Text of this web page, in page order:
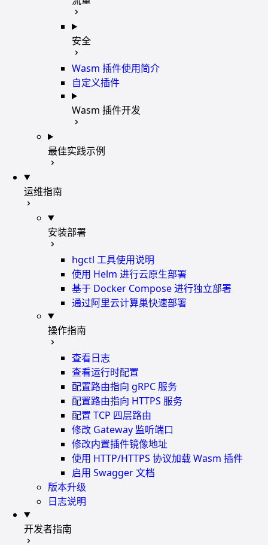
安全
Wasm 插件使用简介
自定义插件
Wasm 插件开发
最佳实践示例
运维指南
安装部署
hgctl 工具使用说明
使用 Helm 进行云原生部署
基于 Docker Compose 进行独立部署
通过阿里云计算巢快速部署
操作指南
查看日志
查看运行时配置
配置路由指向 gRPC 服务
配置路由指向 HTTPS 服务
配置 TCP 四层路由
修改 Gateway 监听端口
修改内置插件镜像地址
使用 HTTP/HTTPS 协议加载 Wasm 插件
启用 Swagger 文档
版本升级
日志说明
开发者指南